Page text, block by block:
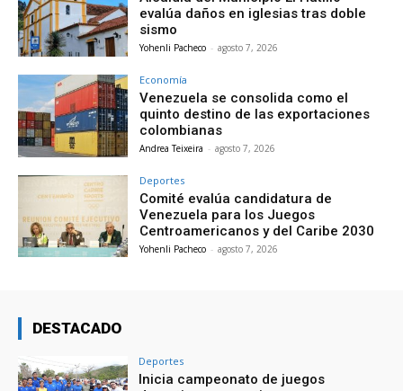
evalúa daños en iglesias tras doble
sismo
Yohenli Pacheco - agosto 7, 2026
Economía
Venezuela se consolida como el
quinto destino de las exportaciones
colombianas
Andrea Teixeira - agosto 7, 2026
Deportes
Comité evalúa candidatura de
Venezuela para los Juegos
Centroamericanos y del Caribe 2030
Yohenli Pacheco - agosto 7, 2026
DESTACADO
Deportes
Inicia campeonato de juegos